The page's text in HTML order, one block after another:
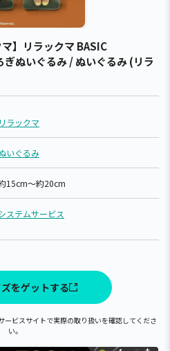
】リラックマ BASIC
ぬいぐるみ / ぬいぐるみ (リラ
リラックマ
いぐるみ
15cm～約20cm
ステムサービス
をゲットする
ビスサイトで実際の取り扱いを確認してくださ
い。